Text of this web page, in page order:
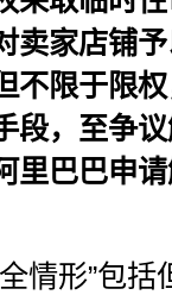
卖家店铺
不限于限权
段，至争
里巴巴申
情形”包括